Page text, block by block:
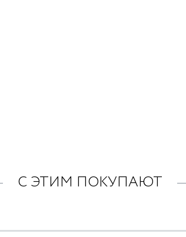
С ЭТИМ ПОКУПАЮТ